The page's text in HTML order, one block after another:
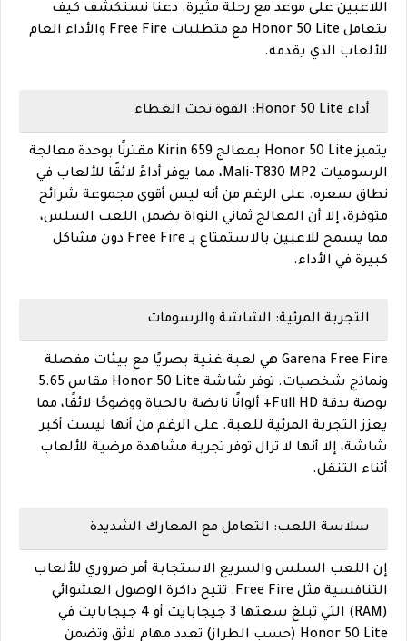
اللاعبين على موعد مع رحلة مثيرة. دعنا نستكشف كيف
يتعامل Honor 50 Lite مع متطلبات Free Fire والأداء العام
للألعاب الذي يقدمه.
أداء Honor 50 Lite: القوة تحت الغطاء
يتميز Honor 50 Lite بمعالج Kirin 659 مقترنًا بوحدة معالجة
الرسوميات Mali-T830 MP2، مما يوفر أداءً لائقًا للألعاب في
نطاق سعره. على الرغم من أنه ليس أقوى مجموعة شرائح
متوفرة، إلا أن المعالج ثماني النواة يضمن اللعب السلس،
مما يسمح للاعبين بالاستمتاع بـ Free Fire دون مشاكل
كبيرة في الأداء.
التجربة المرئية: الشاشة والرسومات
Garena Free Fire هي لعبة غنية بصريًا مع بيئات مفصلة
ونماذج شخصيات. توفر شاشة Honor 50 Lite مقاس 5.65
بوصة بدقة Full HD+ ألوانًا نابضة بالحياة ووضوحًا لائقًا، مما
يعزز التجربة المرئية للعبة. على الرغم من أنها ليست أكبر
شاشة، إلا أنها لا تزال توفر تجربة مشاهدة مرضية للألعاب
أثناء التنقل.
سلاسة اللعب: التعامل مع المعارك الشديدة
إن اللعب السلس والسريع الاستجابة أمر ضروري للألعاب
التنافسية مثل Free Fire. تتيح ذاكرة الوصول العشوائي
(RAM) التي تبلغ سعتها 3 جيجابايت أو 4 جيجابايت في
Honor 50 Lite (حسب الطراز) تعدد مهام لائق وتضمن